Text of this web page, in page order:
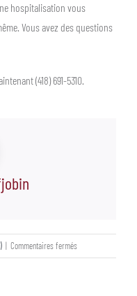
hospitalisation vous
Vous avez des questions
(418) 691-5310.
| Commentaires ferméssur